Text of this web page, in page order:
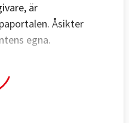
är
Åsikter
egna.